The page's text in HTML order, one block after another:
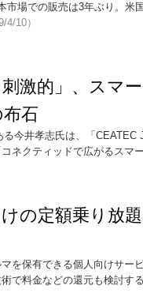
市場での販売は3年ぶり。米
4/10）
刺激的」、スマ
石
今井孝志氏は、「CEATEC
ネクティッドで広がるスマ
けの定額乗り放
を保有できる個人向けサー
で料金などの還元も検討す